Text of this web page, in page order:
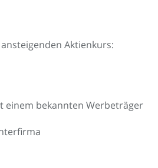
Aktienkurs:
einem bekannten Werbeträger